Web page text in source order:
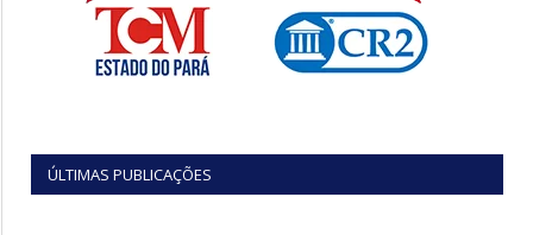
ÚLTIMAS PUBLICAÇÕES